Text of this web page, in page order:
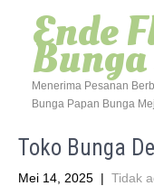
Ende
Menerima Pesanan
Bunga Papan Bunga
Toko Bunga
Mei 14, 2025 | Tidak